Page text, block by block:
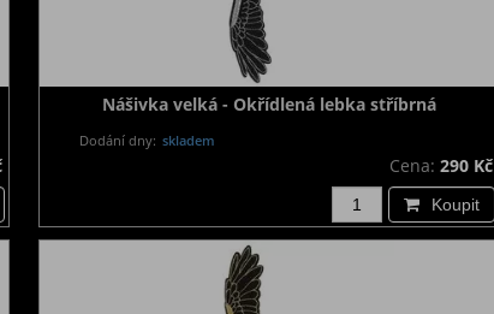
Nášivka velká - Okřídlená lebka stříbrná
Dodání dny: skladem
Cena: 290 Kč
Koupit